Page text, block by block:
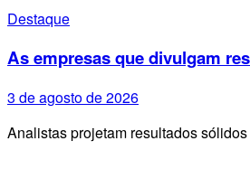
Destaque
As empresas que divulgam
3 de agosto de 2026
Analistas projetam resultados